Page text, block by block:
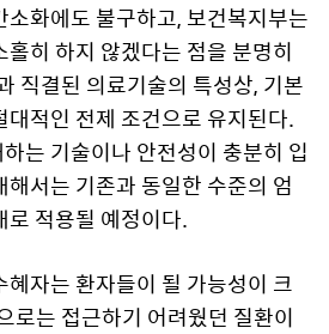
소화에도 불구하고, 보건복지부는
히 하지 않겠다는 점을 분명히
직결된 의료기술의 특성상, 기본
대적인 전제 조건으로 유지된다.
는 기술이나 안전성이 충분히 입
서는 기존과 동일한 수준의 엄
로 적용될 예정이다.
자는 환자들이 될 가능성이 크
로는 접근하기 어려웠던 질환이